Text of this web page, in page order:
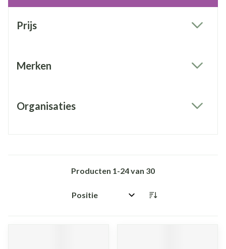
Prijs
Merken
Organisaties
Producten 1-24van 30
Sorteer op: